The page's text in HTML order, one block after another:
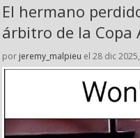
El hermano
árbitro de la Copa
por jeremy_malpieu el 28 dic